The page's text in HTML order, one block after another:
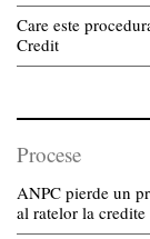
Care este
Credit
Procese
ANPC pierde un
al ratelor la credite